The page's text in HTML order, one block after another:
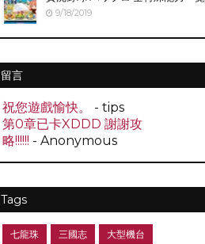
9/18/2019
留言
祝您遊戲愉快。
- tips
第0章已卡XDDD 謝謝攻
略!!!!!! - Anonymous
Tags
七龍珠 三國志 大型機台